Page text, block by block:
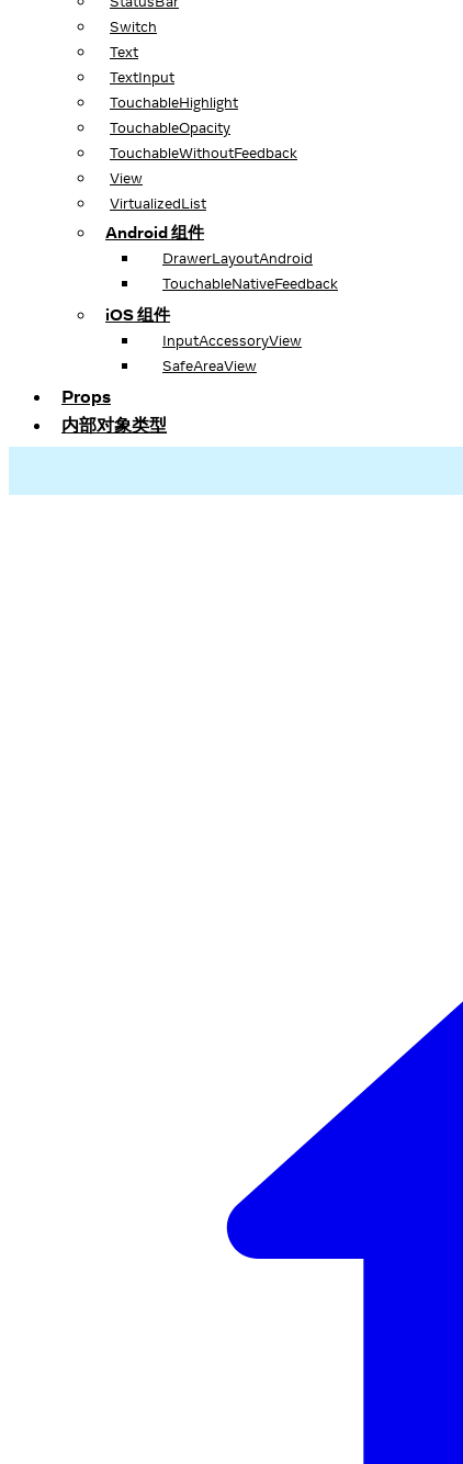
Switch
Text
TextInput
TouchableHighlight
TouchableOpacity
TouchableWithoutFeedback
View
VirtualizedList
Android 组件
DrawerLayoutAndroid
TouchableNativeFeedback
iOS 组件
InputAccessoryView
SafeAreaView
Props
内部对象类型